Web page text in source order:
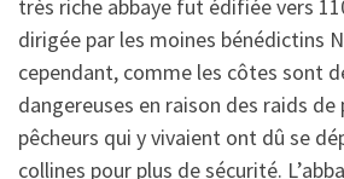
très riche abbaye fut édifiée vers
dirigée par les moines bénédictins
cependant, comme les côtes sont
dangereuses en raison des raids de
pêcheurs qui y vivaient ont dû se
collines pour plus de sécurité.